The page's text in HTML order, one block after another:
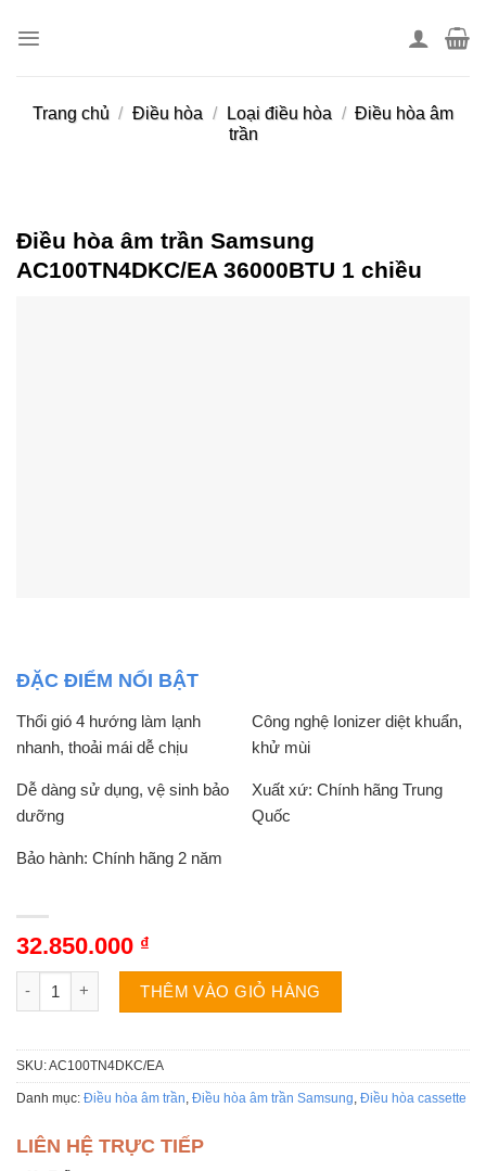
Trang chủ / Điều hòa / Loại điều hòa / Điều hòa âm
trần
Điều hòa âm trần Samsung
AC100TN4DKC/EA 36000BTU 1 chiều
ĐẶC ĐIỂM NỔI BẬT
Thổi gió 4 hướng làm lạnh
nhanh, thoải mái dễ chịu
Công nghệ Ionizer diệt khuẩn,
khử mùi
Dễ dàng sử dụng, vệ sinh bảo
dưỡng
Xuất xứ: Chính hãng Trung
Quốc
Bảo hành: Chính hãng 2 năm
32.850.000 ₫
Điều hòa âm trần Samsung AC100TN4DKC/EA 36000BTU 1
THÊM VÀO GIỎ HÀNG
SKU:AC100TN4DKC/EA
Danh mục: Điều hòa âm trần, Điều hòa âm trần Samsung, Điều hòa cassette
LIÊN HỆ TRỰC TIẾP